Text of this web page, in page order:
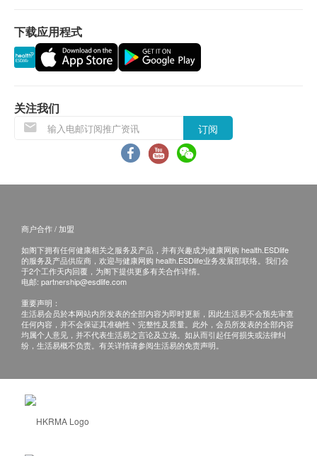
下载应用程式
关注我们
订阅
商户合作 / 加盟
如阁下拥有任何健康相关之服务及产品，并有兴趣成为健康网购 health.ESDlife
的服务及产品供应商，欢迎与健康网购 health.ESDlife业务发展部联络。我们会
于2个工作天内回覆，为阁下提供更多有关合作详情。
电邮: partnership@esdlife.com
重要声明：
生活易会员於本网站内所发表的全部内容为即时更新，因此生活易不会预先审查
任何内容，并不会保证其准确性丶完整性及质量。此外，会员所发表的全部内容
均属个人意见，并不代表生活易之言论及立场。如从而引起任何损失或法律纠
纷，生活易概不负责。有关详情请参阅生活易的免责声明。